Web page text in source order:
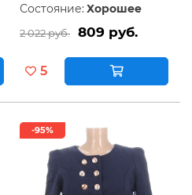
Состояние: Хорошее
2 022 руб. 809 руб.
5
-95%